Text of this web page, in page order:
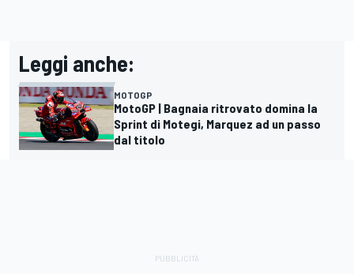
Leggi anche:
MOTOGP
MotoGP | Bagnaia ritrovato domina la
Sprint di Motegi, Marquez ad un passo
dal titolo